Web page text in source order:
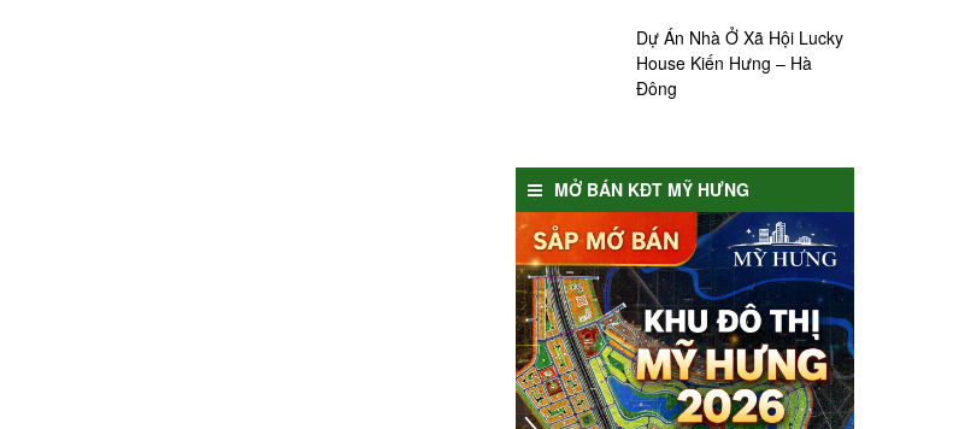
Dự Án Nhà Ở Xã Hội Lucky
House Kiến Hưng – Hà
Đông
MỞ BÁN KĐT MỸ HƯNG